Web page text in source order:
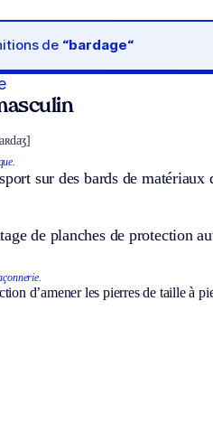
de “bardage“
sur des bards de matériaux
de planches de protection
d’amener les pierres de taille à